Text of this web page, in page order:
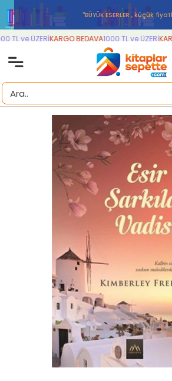
''BÜYÜK ESERLER , küçük
TL ve ÜZERİKARGO BEDAVA1000 TL ve ÜZERİ